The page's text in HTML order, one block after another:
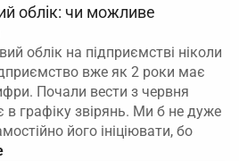
облік: чи можливе
облік на підприємстві ніколи
вже як 2 роки має
Почали вести з червня
в графіку звірянь. Ми б не дуже
його ініціювати, бо